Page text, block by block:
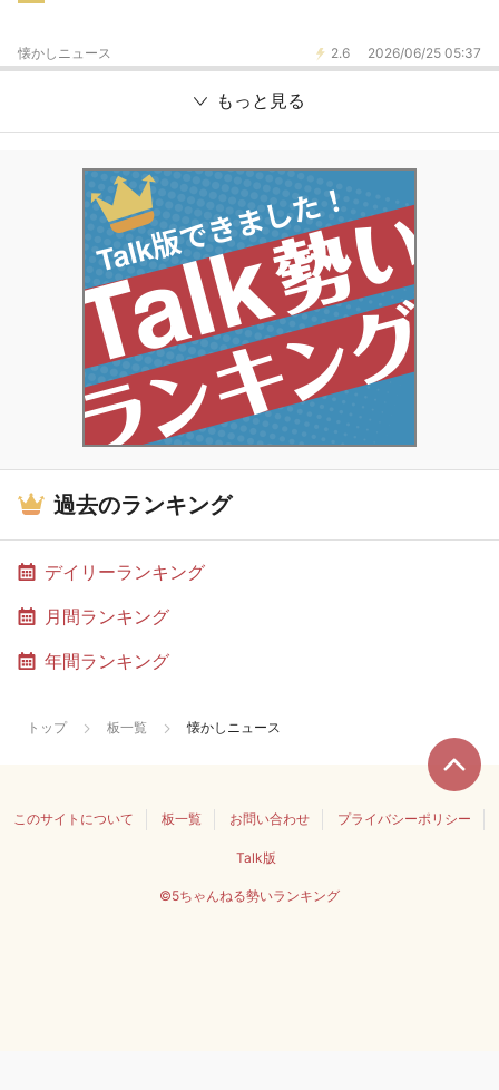
2.6 2026/06/25 05:37
懐かしニュース
もっと見る
過去のランキング
デイリーランキング
月間ランキング
年間ランキング
トップ 板一覧 懐かしニュース
このサイトについて 板一覧 お問い合わせ プライバシーポリシー
Talk版
©5ちゃんねる勢いランキング